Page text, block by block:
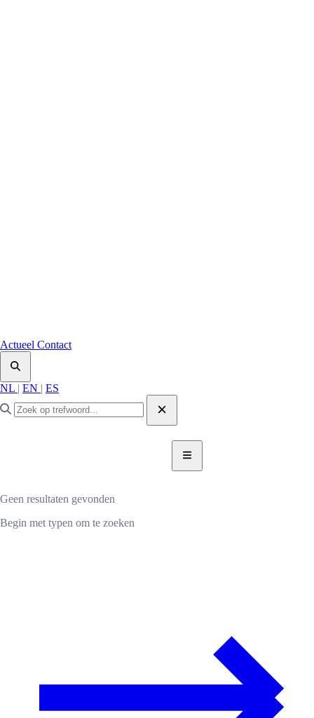
Actueel Contact
NL | EN | ES
Geen resultaten gevonden
Begin met typen om te zoeken